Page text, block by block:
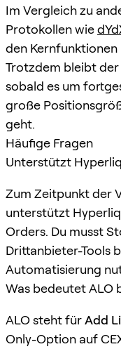
Im Vergleich zu
Protokollen wie
den
Trotzdem bleibt der
sobald es um
große
geht.
Häufige Fragen
Unterstützt
Zum Zeitpunkt der
unterstützt
Orders. Du musst
Drittanbieter-Tools
Automatisierung
Was bedeutet ALO
ALO steht fürAdd
Only-Option auf